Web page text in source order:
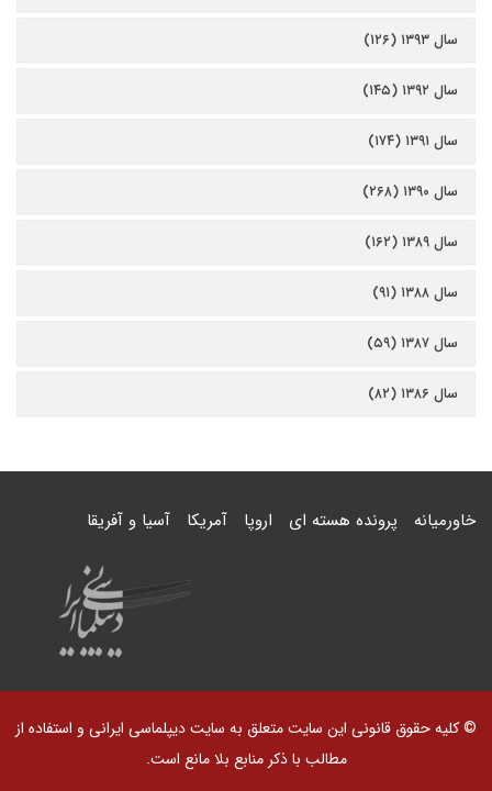
سال ۱۳۹۳ (۱۲۶)
سال ۱۳۹۲ (۱۴۵)
سال ۱۳۹۱ (۱۷۴)
سال ۱۳۹۰ (۲۶۸)
سال ۱۳۸۹ (۱۶۲)
سال ۱۳۸۸ (۹۱)
سال ۱۳۸۷ (۵۹)
سال ۱۳۸۶ (۸۲)
خاورمیانه پرونده هسته ای اروپا آمریکا آسیا و آفریقا
© کلیه حقوق قانونی این سایت متعلق به سایت دیپلماسی ایرانی و استفاده از
مطالب با ذکر منابع بلا مانع است.